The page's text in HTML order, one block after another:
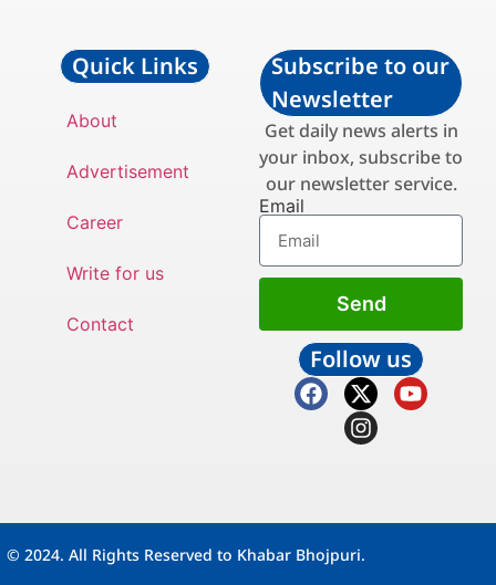
Quick Links
About
Advertisement
Career
Write for us
Contact
Subscribe to our
Newsletter
Get daily news alerts in
your inbox, subscribe to
our newsletter service.
Email
Send
Follow us
© 2024. All Rights Reserved to Khabar Bhojpuri.